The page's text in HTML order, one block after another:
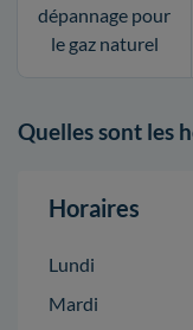
dépannage pour
le gaz naturel
Quelles sont les
Horaires
Lundi
Mardi